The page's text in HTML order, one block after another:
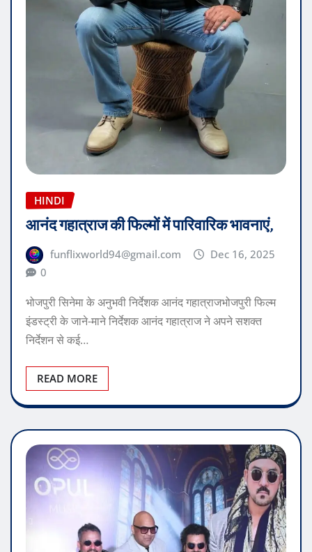
HINDI
आनंद गहात्राज की फिल्मों में पारिवारिक भावनाएं,
funflixworld94@gmail.com
Dec 16, 2025
0
इंडस्ट्री के जाने-माने निर्देशक आनंद गहात्राज ने अपने सशक्त
निर्देशन से कई…
READ MORE